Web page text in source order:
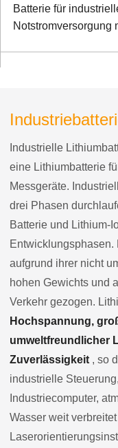
Batterie für
Notstromversorgung
Industrielle
eine Lithiumbatterie
Messgeräte.
drei Phasen
Batterie und Lithium-
aufgrund ihrer nicht
hohen Gewichts und
Verkehr gezogen.
Hochspannung,
umweltfreundlicher
Zuverlässigkeit , so
industrielle
Industriecomputer,
Wasser weit